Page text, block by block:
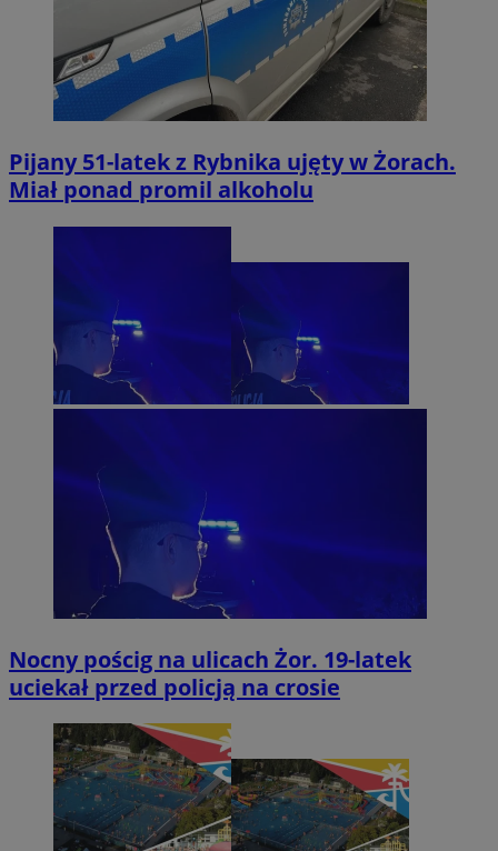
Pijany 51-latek z Rybnika ujęty w Żorach.
Miał ponad promil alkoholu
Nocny pościg na ulicach Żor. 19-latek
uciekał przed policją na crosie